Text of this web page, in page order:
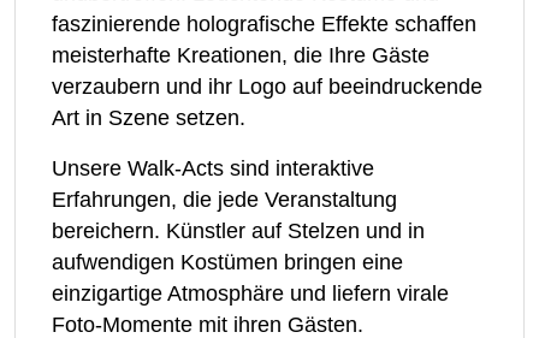
faszinierende holografische Effekte schaffen
meisterhafte Kreationen, die Ihre Gäste
verzaubern und ihr Logo auf beeindruckende
Art in Szene setzen.
Unsere Walk-Acts sind interaktive
Erfahrungen, die jede Veranstaltung
bereichern. Künstler auf Stelzen und in
aufwendigen Kostümen bringen eine
einzigartige Atmosphäre und liefern virale
Foto-Momente mit ihren Gästen.